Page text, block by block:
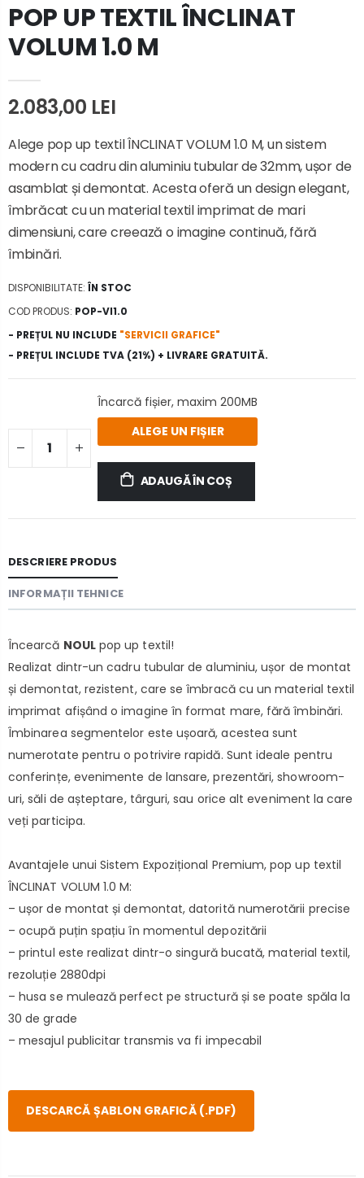
POP UP TEXTIL ÎNCLINAT
VOLUM 1.0 M
2.083,00 LEI
Alege pop up textil ÎNCLINAT VOLUM 1.0 M, un sistem
modern cu cadru din aluminiu tubular de 32mm, ușor de
asamblat și demontat. Acesta oferă un design elegant,
îmbrăcat cu un material textil imprimat de mari
dimensiuni, care creează o imagine continuă, fără
îmbinări.
DISPONIBILITATE: ÎN STOC
COD PRODUS: POP-VI1.0
- PREȚUL NU INCLUDE "SERVICII GRAFICE"
- PREȚUL INCLUDE TVA (21%) + LIVRARE GRATUITĂ.
Încarcă fișier, maxim 200MB
ALEGE UN FIȘIER
ADAUGĂ ÎN COȘ
DESCRIERE PRODUS
INFORMAȚII TEHNICE
Încearcă NOULpop up textil!
Realizat dintr-un cadru tubular de aluminiu, ușor de montat
și demontat, rezistent, care se îmbracă cu un material textil
imprimat afișând o imagine în format mare, fără îmbinări.
Îmbinarea segmentelor este ușoară, acestea sunt
numerotate pentru o potrivire rapidă. Sunt ideale pentru
conferințe, evenimente de lansare, prezentări, showroom-
uri, săli de așteptare, târguri, sau orice alt eveniment la care
veți participa.
Avantajele unui Sistem Expozițional Premium, pop up textil
ÎNCLINAT VOLUM 1.0 M:
– ușor de montat și demontat, datorită numerotării precise
– ocupă puțin spațiu în momentul depozitării
– printul este realizat dintr-o singură bucată, material textil,
rezoluție 2880dpi
– husa se mulează perfect pe structură și se poate spăla la
30 de grade
– mesajul publicitar transmis va fi impecabil
DESCARCĂ ȘABLON GRAFICĂ (.PDF)